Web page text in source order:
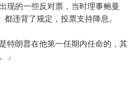
现的一些反对票，当时理事鲍曼
都违背了规定，投票支持降息。
特朗普在他第一任期内任命的，其
」